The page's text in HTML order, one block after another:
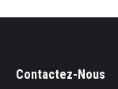
Contactez-Nous